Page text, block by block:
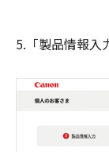
5.「製品情報入